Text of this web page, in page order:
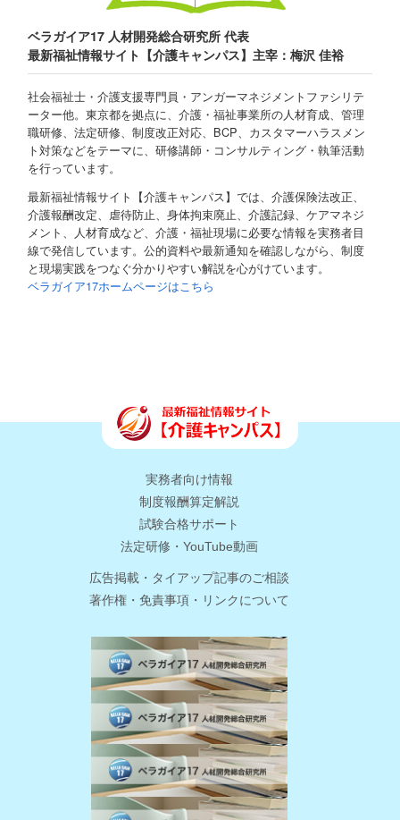
ベラガイア17 人材開発総合研究所 代表
最新福祉情報サイト【介護キャンパス】主宰：梅沢 佳裕
社会福祉士・介護支援専門員・アンガーマネジメントファシリテ
ーター他。東京都を拠点に、介護・福祉事業所の人材育成、管理
職研修、法定研修、制度改正対応、BCP、カスタマーハラスメン
ト対策などをテーマに、研修講師・コンサルティング・執筆活動
を行っています。
最新福祉情報サイト【介護キャンパス】では、介護保険法改正、
介護報酬改定、虐待防止、身体拘束廃止、介護記録、ケアマネジ
メント、人材育成など、介護・福祉現場に必要な情報を実務者目
線で発信しています。公的資料や最新通知を確認しながら、制度
と現場実践をつなぐ分かりやすい解説を心がけています。
ベラガイア17ホームページはこちら
実務者向け情報
制度報酬算定解説
試験合格サポート
法定研修・YouTube動画
広告掲載・タイアップ記事のご相談
著作権・免責事項・リンクについて